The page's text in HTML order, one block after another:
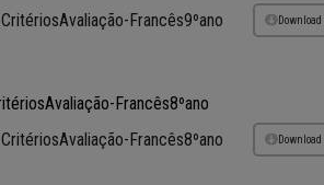
CritériosAvaliação-Francês9ºano Download
CritériosAvaliação-Francês8ºano Download